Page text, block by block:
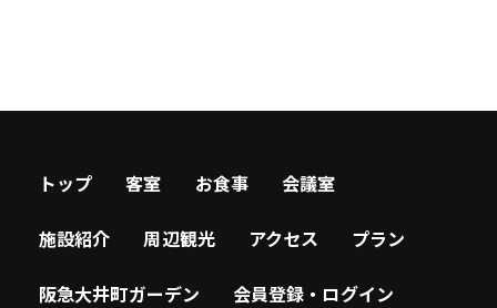
トップ 客室 お食事 会議室
施設紹介 周辺観光 アクセス プラン
阪急大井町ガーデン 会員登録・ログイン